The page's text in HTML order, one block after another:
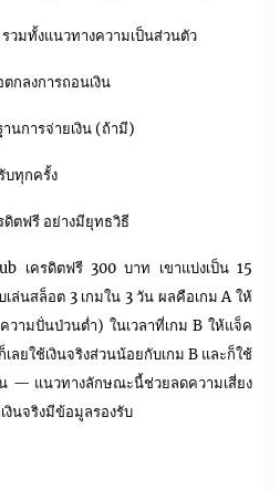
วมทั้งแนวทางความเป็นส่วนตัว
กลงการถอนเงิน
นการจ่ายเงิน (ถ้ามี)
บทุกครั้ง
ตฟรี อย่างมียุทธวิธี
เครดิตฟรี 300 บาท เขาแบ่งเป็น 15
ล่นสล็อต 3 เกมใน 3 วัน ผลคือเกม A ให้
ามปั่นป่วนต่ำ) ในเวลาที่เกม B ให้แจ็ค
ยใช้เงินจริงส่วนน้อยกับเกม B และก็ใช้
— แนวทางลักษณะนี้ช่วยลดความเสี่ยง
งินจริงมีข้อมูลรองรับ